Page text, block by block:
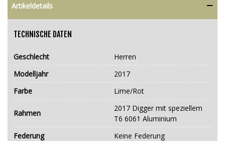
Artikeldetails
TECHNISCHE DATEN
Geschlecht
Herren
Modelljahr
2017
Farbe
Lime/Rot
Rahmen
2017 Digger mit speziellem
T6 6061 Aluminium
Federung
Keine Federung